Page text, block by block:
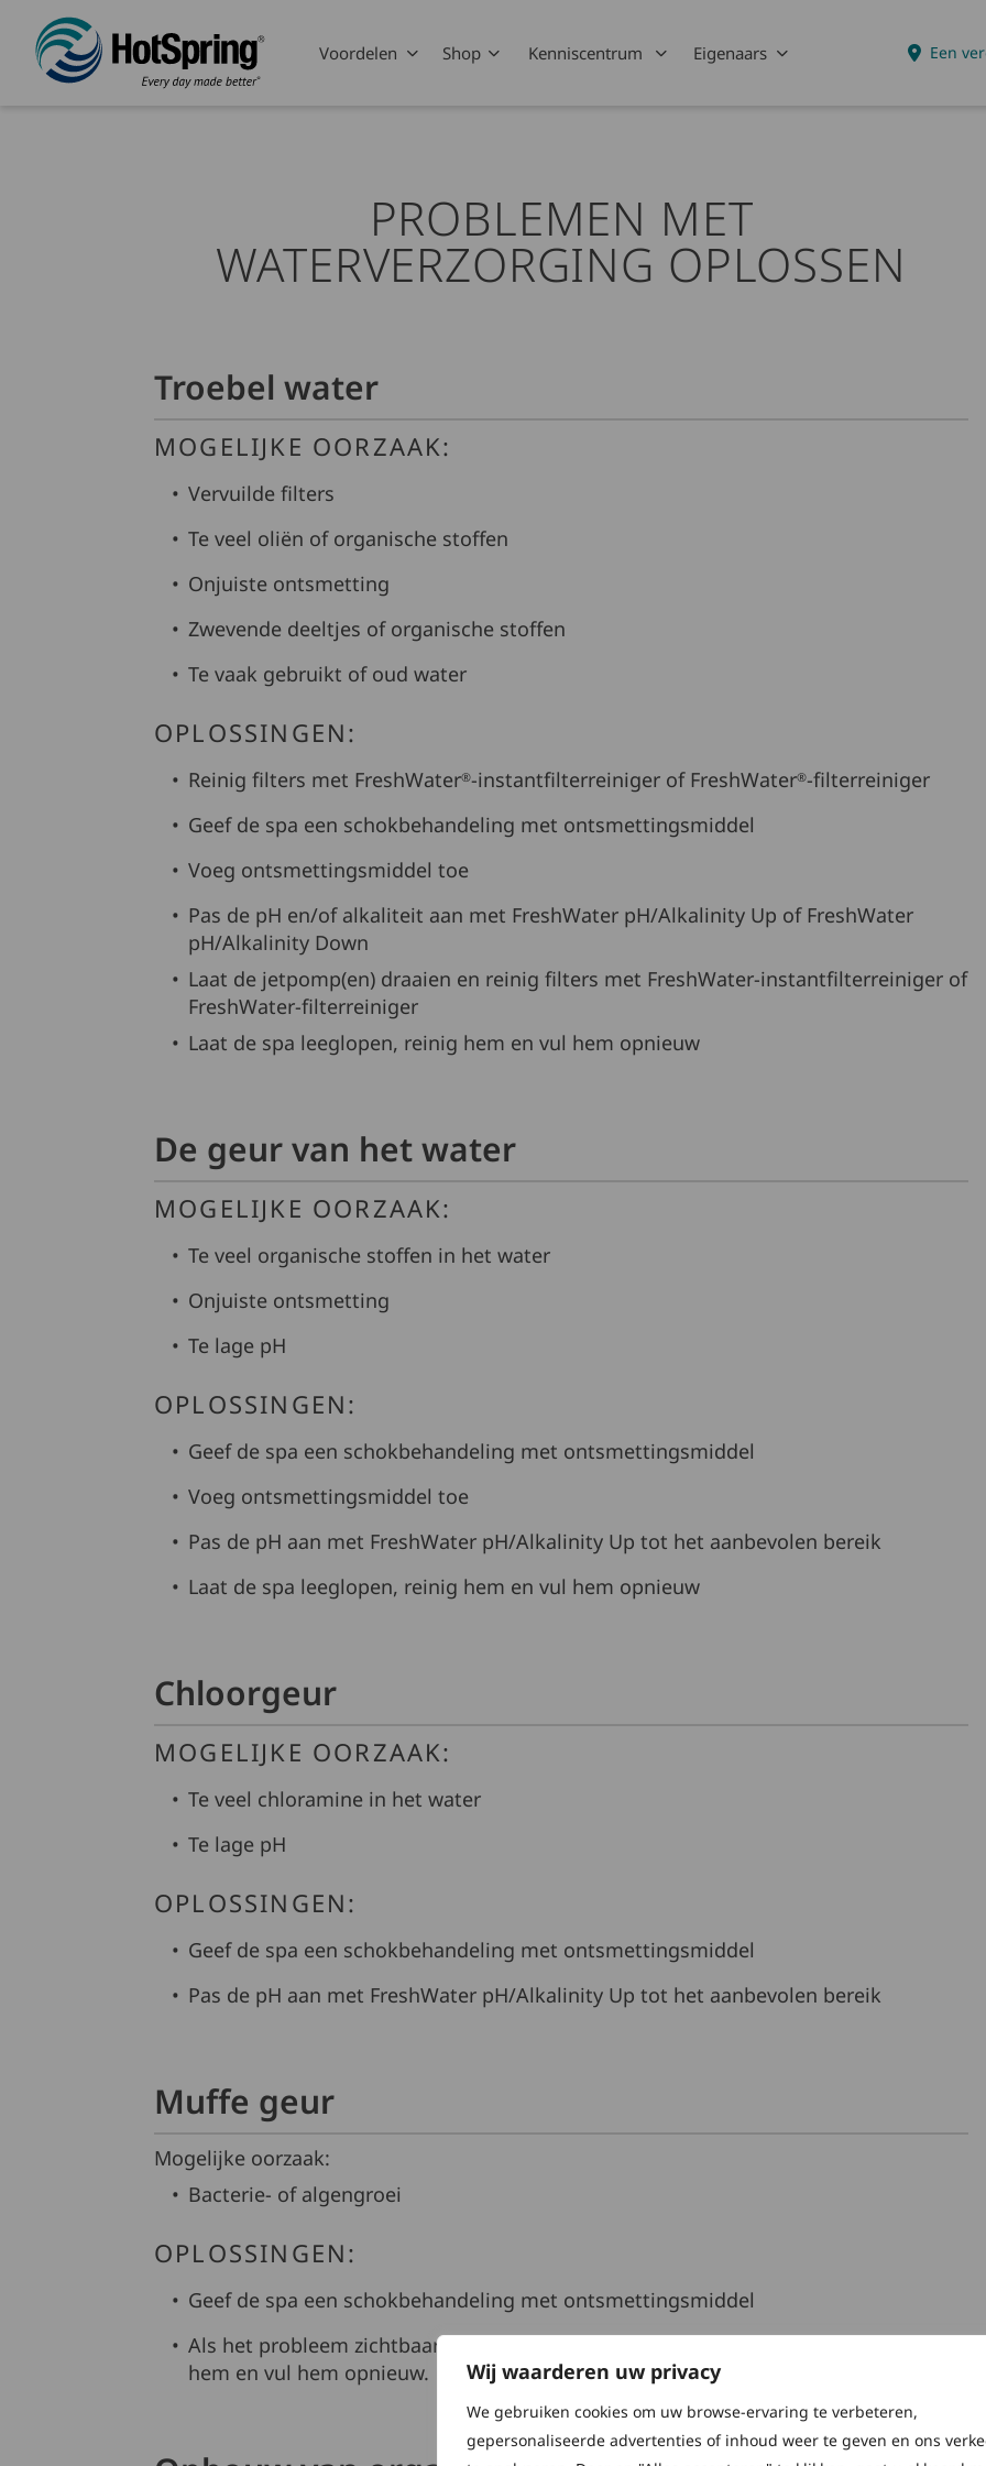
Wij waarderen uw privacy
We gebruiken cookies om uw browse-ervaring te verbeteren,
gepersonaliseerde advertenties of inhoud weer te geven en ons
Skip to main content
Voordelen Shop Kenniscentrum Eigenaars Een
PROBLEMEN MET
WATERVERZORGING OPLOSSEN
Troebel water
MOGELIJKE OORZAAK:
Vervuilde filters
Te veel oliën of organische stoffen
Onjuiste ontsmetting
Zwevende deeltjes of organische stoffen
Te vaak gebruikt of oud water
OPLOSSINGEN:
Reinig filters met FreshWater®-instantfilterreiniger of FreshWater®-filterreiniger
Geef de spa een schokbehandeling met ontsmettingsmiddel
Voeg ontsmettingsmiddel toe
Pas de pH en/of alkaliteit aan met FreshWater pH/Alkalinity Up of FreshWater
pH/Alkalinity Down
Laat de jetpomp(en) draaien en reinig filters met FreshWater-instantfilterreiniger of
FreshWater-filterreiniger
Laat de spa leeglopen, reinig hem en vul hem opnieuw
De geur van het water
MOGELIJKE OORZAAK:
Te veel organische stoffen in het water
Onjuiste ontsmetting
Te lage pH
OPLOSSINGEN:
Geef de spa een schokbehandeling met ontsmettingsmiddel
Voeg ontsmettingsmiddel toe
Pas de pH aan met FreshWater pH/Alkalinity Up tot het aanbevolen bereik
Laat de spa leeglopen, reinig hem en vul hem opnieuw
Chloorgeur
MOGELIJKE OORZAAK:
Te veel chloramine in het water
Te lage pH
OPLOSSINGEN:
Geef de spa een schokbehandeling met ontsmettingsmiddel
Pas de pH aan met FreshWater pH/Alkalinity Up tot het aanbevolen bereik
Muffe geur
Mogelijke oorzaak:
Bacterie- of algengroei
OPLOSSINGEN:
Geef de spa een schokbehandeling met ontsmettingsmiddel
Als het probleem zichtbaar is of blijft bestaan, laat dan de spa leeglopen, reinig
hem en vul hem opnieuw.